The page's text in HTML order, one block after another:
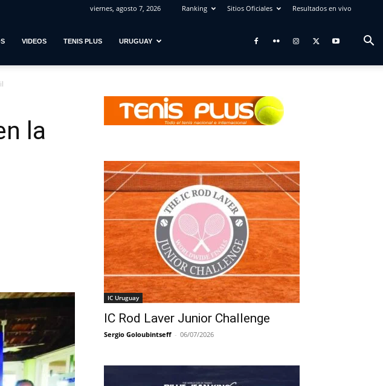
viernes, agosto 7, 2026 Ranking Sitios Oficiales Resultados en vivo
VIDEOS TENIS PLUS URUGUAY
la
IC Uruguay
IC Rod Laver Junior Challenge
Sergio Goloubintseff - 06/07/2026